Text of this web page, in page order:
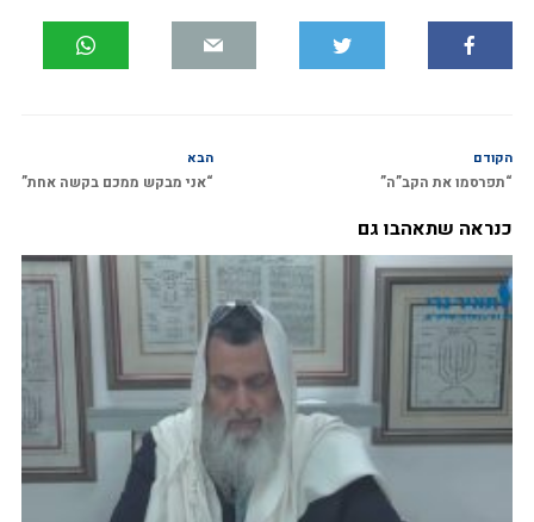
הקודם
“תפרסמו את הקב”ה”
הבא
“אני מבקש ממכם בקשה אחת”
כנראה שתאהבו גם